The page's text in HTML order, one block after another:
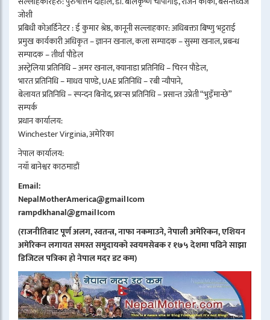
जोशी
प्रबिधी कोअर्डिनेटर : ई कुमार श्रेष्ठ, कानूनी सल्लाहकार: अधिबक्ता बिष्णु भट्टराई
प्रमुख कार्यकारी अधिकृत – ज्ञानन खनाल, कला सम्पादक – सुस्मा खनाल, प्रबन्ध
सम्पादक – तीर्था पौडेल
अस्ट्रेलिया प्रतिनिधि – अमर खनाल, क्यानाडा प्रतिनिधि – चिरन पौडेल,
भारत प्रतिनिधि – माधव पाण्डे, UAE प्रतिनिधि – रबी न्यौपाने,
बेलायत प्रतिनिधि – स्पन्दन बिनोद, फ्रान्स प्रतिनिधि – प्रसान्त उप्रेती “भुइँमान्छे”
सम्पर्क
प्रधान कार्यालय:
Winchester Virginia, अमेरिका
नेपाल कार्यालय:
नयाँ बानेश्वर काठमाडौं
Email:
NepalMotherAmerica@gmail।com
rampdkhanal@gmail।com
(राजनीतिबाट पूर्ण अलग, स्वतन्त्र, नाफा नकमाउने, नेपाली अमेरिकन, एशियन
अमेरिकन लगायत समस्त समुदायको स्वयमसेबक र १७५ देशमा पढिने साझा
डिजिटल पत्रिका हो नेपाल मदर डट कम)